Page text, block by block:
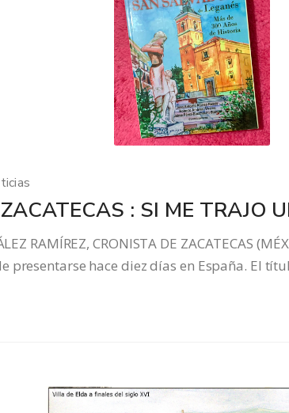
: SI ME TRAJO
RAMÍREZ, CRONISTA DE ZACATECAS
presentarse hace diez días en España. El